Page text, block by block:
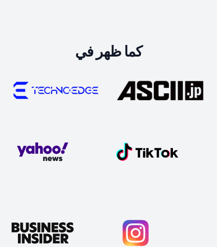
كما ظهر في